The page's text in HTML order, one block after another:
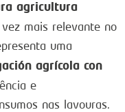
agricultura
mais relevante no
uma
agrícola con
e
nas lavouras.